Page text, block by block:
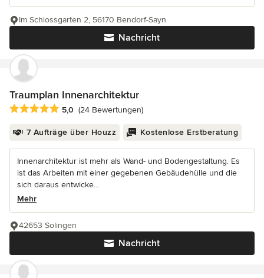
Nachricht
Im Schlossgarten 2, 56170 Bendorf-Sayn
Traumplan Innenarchitektur
Durchschnittliche Bewertung: 5 von 5 Sternen
5,0 (24 Bewertungen)
7 Aufträge über Houzz Kostenlose Erstberatung
Innenarchitektur ist mehr als Wand- und Bodengestaltung. Es
ist das Arbeiten mit einer gegebenen Gebäudehülle und die
sich daraus entwicke...
Mehr
Nachricht
42653 Solingen